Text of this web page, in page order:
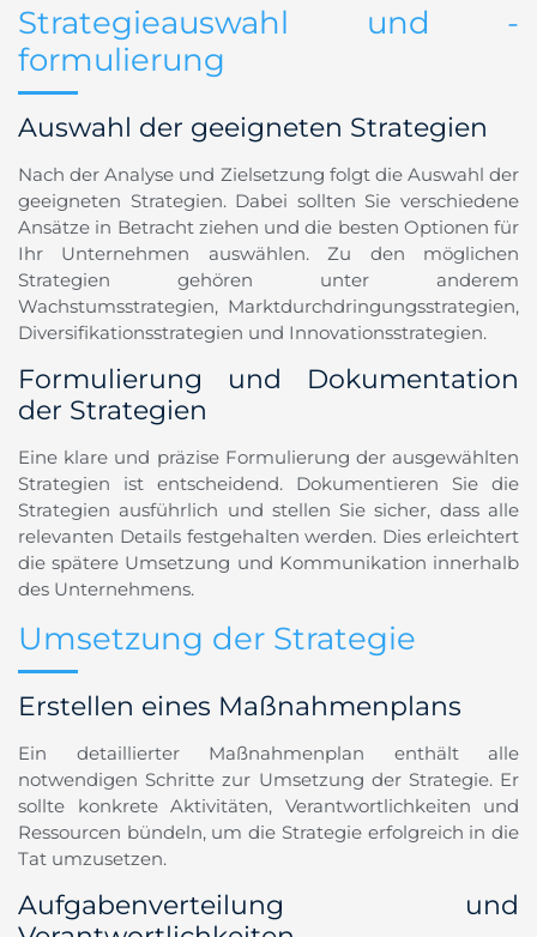
Strategieauswahl und -
formulierung
Auswahl der geeigneten Strategien
Nach der Analyse und Zielsetzung folgt die Auswahl der
geeigneten Strategien. Dabei sollten Sie verschiedene
Ansätze in Betracht ziehen und die besten Optionen für
Ihr Unternehmen auswählen. Zu den möglichen
Strategien gehören unter anderem
Wachstumsstrategien, Marktdurchdringungsstrategien,
Diversifikationsstrategien und Innovationsstrategien.
Formulierung und Dokumentation
der Strategien
Eine klare und präzise Formulierung der ausgewählten
Strategien ist entscheidend. Dokumentieren Sie die
Strategien ausführlich und stellen Sie sicher, dass alle
relevanten Details festgehalten werden. Dies erleichtert
die spätere Umsetzung und Kommunikation innerhalb
des Unternehmens.
Umsetzung der Strategie
Erstellen eines Maßnahmenplans
Ein detaillierter Maßnahmenplan enthält alle
notwendigen Schritte zur Umsetzung der Strategie. Er
sollte konkrete Aktivitäten, Verantwortlichkeiten und
Ressourcen bündeln, um die Strategie erfolgreich in die
Tat umzusetzen.
Aufgabenverteilung und